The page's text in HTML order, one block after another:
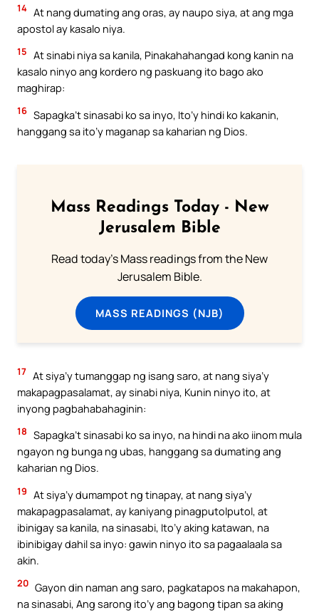
14 At nang dumating ang oras, ay naupo siya, at ang mga
apostol ay kasalo niya.
15 At sinabi niya sa kanila, Pinakahahangad kong kanin na
kasalo ninyo ang kordero ng paskuang ito bago ako
maghirap:
16 Sapagka’t sinasabi ko sa inyo, Ito’y hindi ko kakanin,
hanggang sa ito’y maganap sa kaharian ng Dios.
Mass Readings Today - New
Jerusalem Bible
Read today's Mass readings from the New
Jerusalem Bible.
MASS READINGS (NJB)
17 At siya’y tumanggap ng isang saro, at nang siya’y
makapagpasalamat, ay sinabi niya, Kunin ninyo ito, at
inyong pagbahabahaginin:
18 Sapagka’t sinasabi ko sa inyo, na hindi na ako iinom mula
ngayon ng bunga ng ubas, hanggang sa dumating ang
kaharian ng Dios.
19 At siya’y dumampot ng tinapay, at nang siya’y
makapagpasalamat, ay kaniyang pinagputolputol, at
ibinigay sa kanila, na sinasabi, Ito’y aking katawan, na
ibinibigay dahil sa inyo: gawin ninyo ito sa pagaalaala sa
akin.
20 Gayon din naman ang saro, pagkatapos na makahapon,
na sinasabi, Ang sarong ito’y ang bagong tipan sa aking